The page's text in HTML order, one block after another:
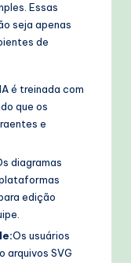
Essas
seja apenas
de
é treinada com
que os
e
diagramas
edição
Os usuários
arquivos SVG